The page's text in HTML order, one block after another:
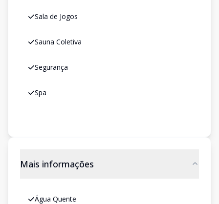
Sala de Jogos
Sauna Coletiva
Segurança
Spa
Mais informações
Água Quente